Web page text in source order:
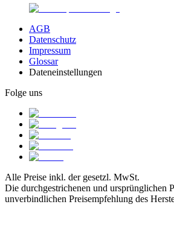
AGB
Datenschutz
Impressum
Glossar
Dateneinstellungen
Folge uns
Alle Preise inkl. der gesetzl. MwSt.
Die durchgestrichenen und ursprünglichen
unverbindlichen Preisempfehlung des